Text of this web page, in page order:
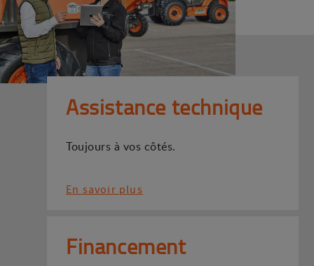
Assistance technique
Toujours à vos côtés.
En savoir plus
Financement